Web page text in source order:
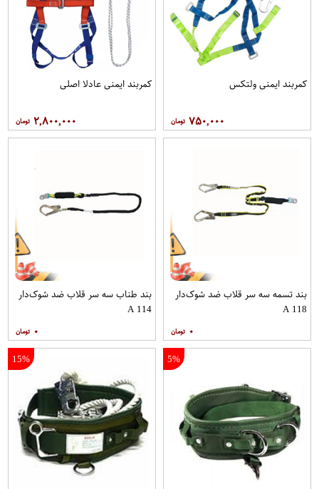
کمربند ایمنی ولتکس
۷۵۰,۰۰۰
کمربند ایمنی عادلا اصلی
۲,۸۰۰,۰۰۰
بند تسمه سه سر قلاب ضد شوک‌دار
A 118
۰
بند طناب سه سر قلاب ضد شوک‌دار
A 114
۰
5%
15%